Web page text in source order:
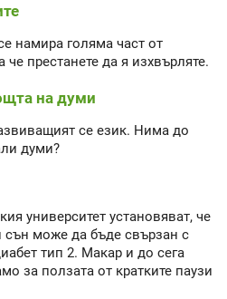
намира голяма част от
че престанете да я изхвърляте.
на думи
се език. Нима до
думи?
университет установяват, че
сън може да бъде свързан с
тип 2. Макар и до сега
за ползата от кратките паузи